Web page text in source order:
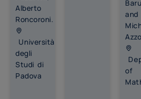
Alberto
Roncoroni.
Università
degli
Studi di
Padova
and
of